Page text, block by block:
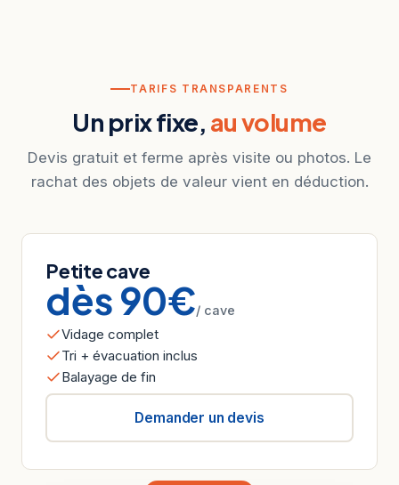
TARIFS TRANSPARENTS
Un prix fixe, au volume
Devis gratuit et ferme après visite ou photos. Le
rachat des objets de valeur vient en déduction.
Petite cave
dès 90€/ cave
Vidage complet
Tri + évacuation inclus
Balayage de fin
Demander un devis